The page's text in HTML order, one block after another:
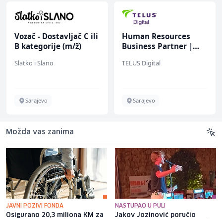
Vozač - Dostavljač C ili
B kategorije (m/ž)
Slatko i Slano
Sarajevo
Human Resources
Business Partner |
TELUS Digital
Sarajevo
Možda vas zanima
JAVNI POZIVI FONDA
Osigurano 20,3 miliona KM za
NASTUPAO U PULI
Jakov Jozinović poručio